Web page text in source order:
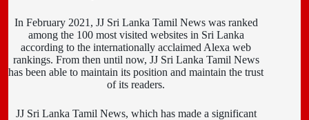
In February 2021, JJ Sri Lanka Tamil News was ranked
among the 100 most visited websites in Sri Lanka
according to the internationally acclaimed Alexa web
rankings. From then until now, JJ Sri Lanka Tamil News
has been able to maintain its position and maintain the trust
of its readers.
JJ Sri Lanka Tamil News, which has made a significant